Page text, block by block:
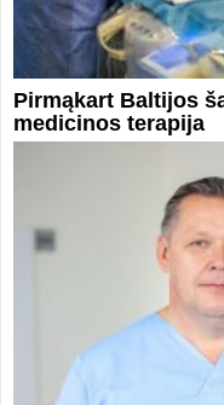
Pirmąkart Baltijos
medicinos terapija